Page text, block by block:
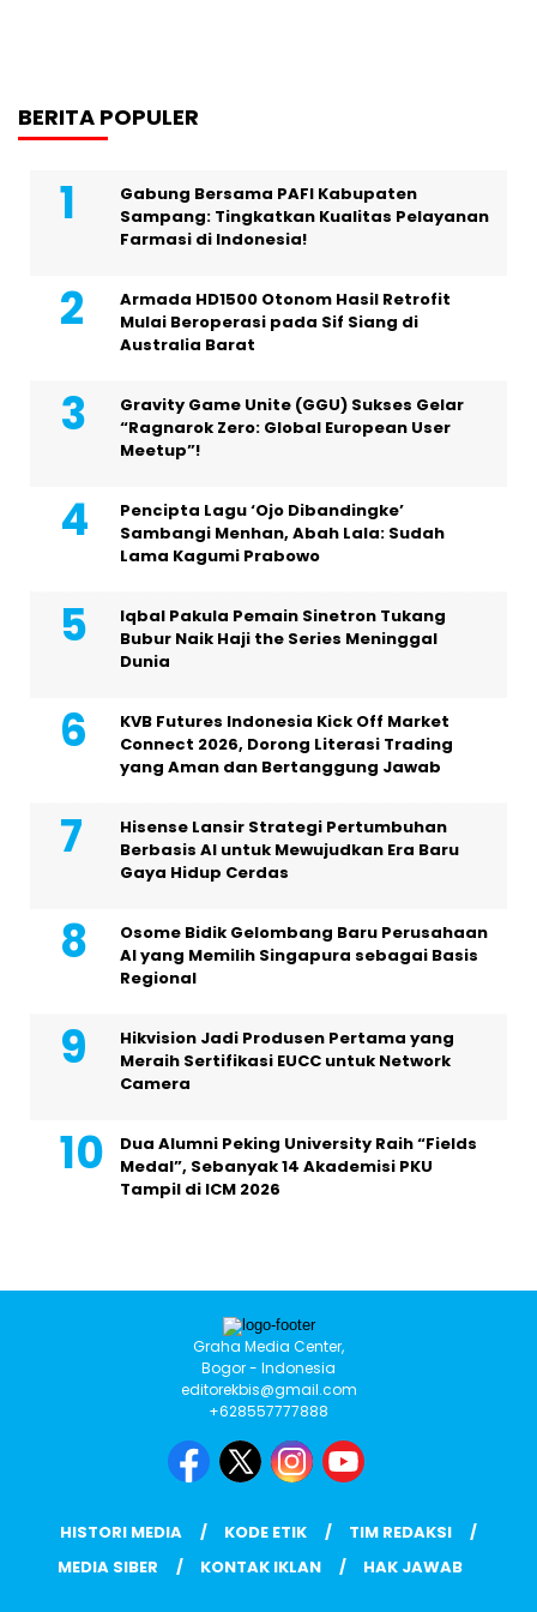
BERITA POPULER
Gabung Bersama PAFI Kabupaten
Sampang: Tingkatkan Kualitas Pelayanan
Farmasi di Indonesia!
Armada HD1500 Otonom Hasil Retrofit
Mulai Beroperasi pada Sif Siang di
Australia Barat
Gravity Game Unite (GGU) Sukses Gelar
“Ragnarok Zero: Global European User
Meetup”!
Pencipta Lagu ‘Ojo Dibandingke’
Sambangi Menhan, Abah Lala: Sudah
Lama Kagumi Prabowo
Iqbal Pakula Pemain Sinetron Tukang
Bubur Naik Haji the Series Meninggal
Dunia
KVB Futures Indonesia Kick Off Market
Connect 2026, Dorong Literasi Trading
yang Aman dan Bertanggung Jawab
Hisense Lansir Strategi Pertumbuhan
Berbasis AI untuk Mewujudkan Era Baru
Gaya Hidup Cerdas
Osome Bidik Gelombang Baru Perusahaan
AI yang Memilih Singapura sebagai Basis
Regional
Hikvision Jadi Produsen Pertama yang
Meraih Sertifikasi EUCC untuk Network
Camera
Dua Alumni Peking University Raih “Fields
Medal”, Sebanyak 14 Akademisi PKU
Tampil di ICM 2026
Graha Media Center,
Bogor - Indonesia
editorekbis@gmail.com
+628557777888
HISTORI MEDIA KODE ETIK
TIM REDAKSI
MEDIA SIBER
KONTAK IKLAN HAK JAWAB